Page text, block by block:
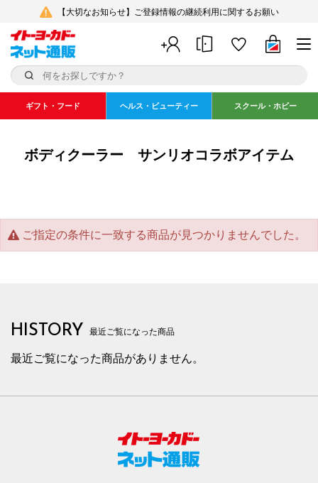
【大切なお知らせ】ご登録情報の継続利用に関するお願い
ギフト・フード ヘルス・ビューティー スクール・ホビー
ボディクーラー サンリオコラボアイテム
ご指定の条件に一致する商品が見つかりませんでした。
HISTORY 最近ご覧になった商品
最近ご覧になった商品がありません。